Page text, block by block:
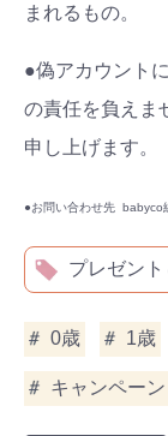
まれるもの。
●偽アカウント
の責任を負えま
申し上げます。
●お問い合わせ先
プレゼン
0歳 1歳
キャンペーン